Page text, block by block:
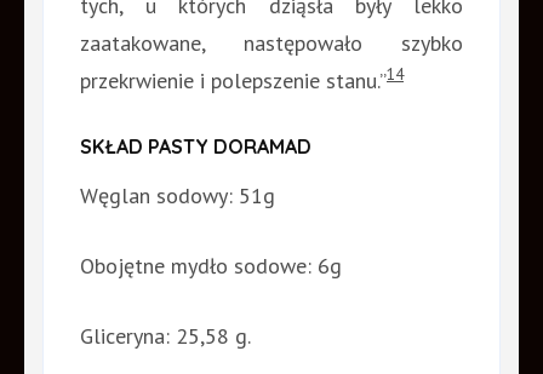
zaatakowane, następowało szybko
przekrwienie i polepszenie stanu.”14
SKŁAD PASTY DORAMAD
Węglan sodowy: 51g
Obojętne mydło sodowe: 6g
Gliceryna: 25,58 g.